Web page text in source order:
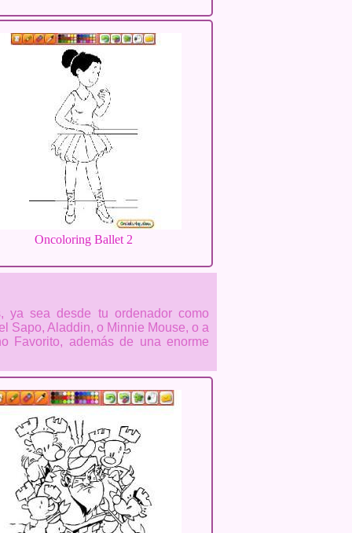
Oncoloring Ballet 2
sea desde tu ordenador como
Sapo, Aladdin, o Minnie Mouse, o a
Favorito, además de una enorme